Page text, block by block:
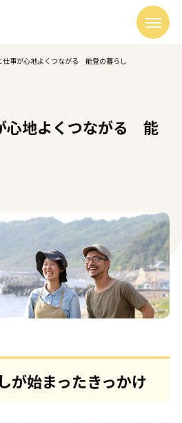
仕事が心地よくつながる 能登の暮らし
心地よくつながる 能
が始まったきっかけ